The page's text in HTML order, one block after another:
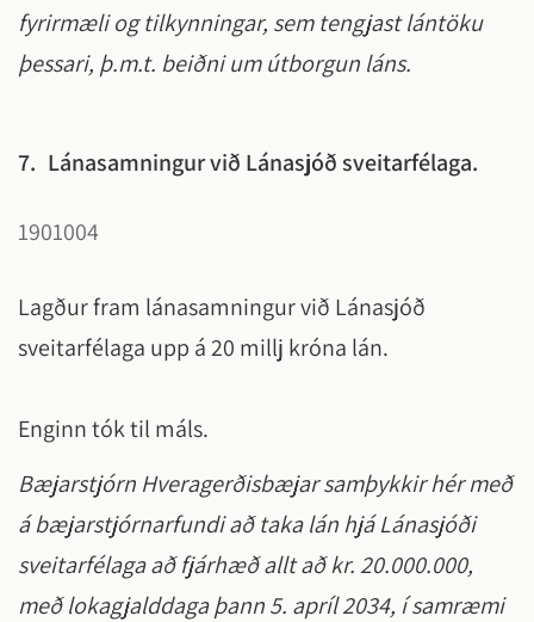
fyrirmæli og tilkynningar, sem tengjast lántöku
þessari, þ.m.t. beiðni um útborgun láns.
7. Lánasamningur við Lánasjóð sveitarfélaga.
1901004
Lagður fram lánasamningur við Lánasjóð
sveitarfélaga upp á 20 millj króna lán.
Enginn tók til máls.
Bæjarstjórn Hveragerðisbæjar samþykkir hér með
á bæjarstjórnarfundi að taka lán hjá Lánasjóði
sveitarfélaga að fjárhæð allt að kr. 20.000.000,
með lokagjalddaga þann 5. apríl 2034, í samræmi